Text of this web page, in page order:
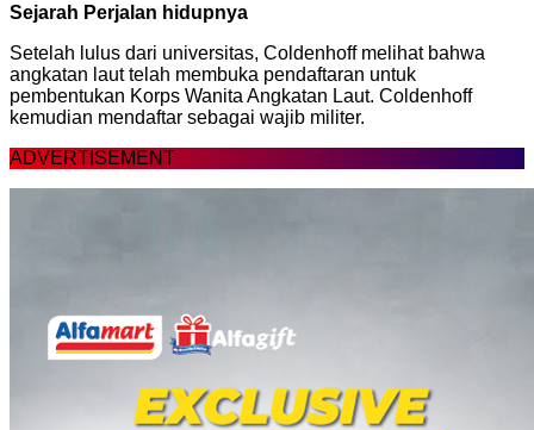
Sejarah Perjalan hidupnya
Setelah lulus dari universitas, Coldenhoff melihat bahwa
angkatan laut telah membuka pendaftaran untuk
pembentukan Korps Wanita Angkatan Laut. Coldenhoff
kemudian mendaftar sebagai wajib militer.
ADVERTISEMENT